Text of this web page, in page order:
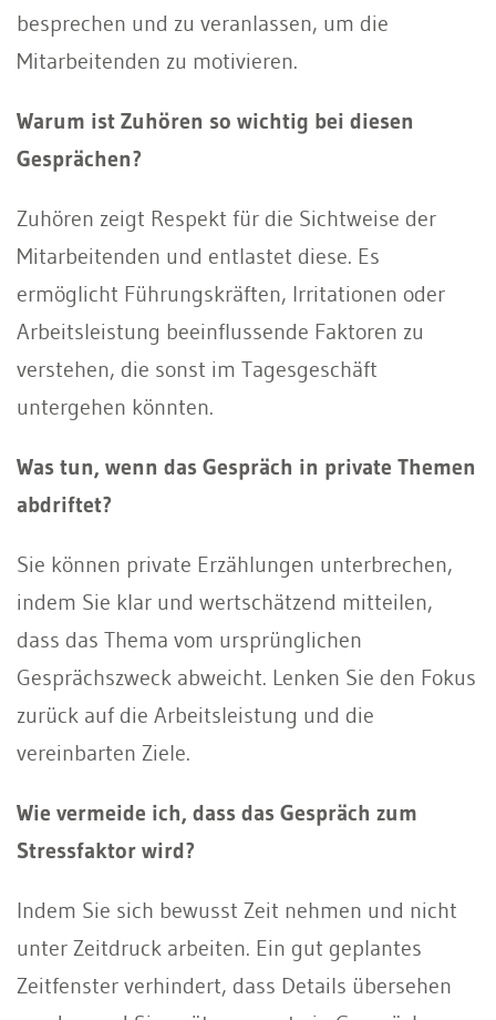
besprechen und zu veranlassen, um die
Mitarbeitenden zu motivieren.
Warum ist Zuhören so wichtig bei diesen
Gesprächen?
Zuhören zeigt Respekt für die Sichtweise der
Mitarbeitenden und entlastet diese. Es
ermöglicht Führungskräften, Irritationen oder
Arbeitsleistung beeinflussende Faktoren zu
verstehen, die sonst im Tagesgeschäft
untergehen könnten.
Was tun, wenn das Gespräch in private Themen
abdriftet?
Sie können private Erzählungen unterbrechen,
indem Sie klar und wertschätzend mitteilen,
dass das Thema vom ursprünglichen
Gesprächszweck abweicht. Lenken Sie den Fokus
zurück auf die Arbeitsleistung und die
vereinbarten Ziele.
Wie vermeide ich, dass das Gespräch zum
Stressfaktor wird?
Indem Sie sich bewusst Zeit nehmen und nicht
unter Zeitdruck arbeiten. Ein gut geplantes
Zeitfenster verhindert, dass Details übersehen